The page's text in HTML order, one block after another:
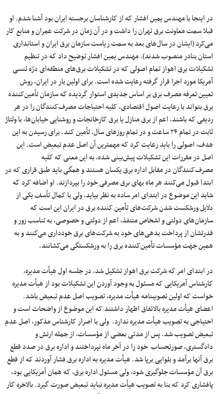
در اینجا با مهندس یمین افشار که از کارشناسان برجسته ایران بود آشنا شدم. او
قبلا سمت معاونت برق تهران را داشت و در آن زمان در شرکت عمران و منابع کار
می‌کرد (ایشان در سال‌های بعد به سمت ریاست سازمان برق ایران و استانداری
استان بنادر منصوب شدند). مهندس یمین افشار توضیح داد که در تنظیم
تشکیلات برق اهواز تمام اصولی که در تشکیلات برق‌های منطقه‌ای درّ‌ه تنسی
آمریکا مورد اجرا قرار گرفته رعایت شده است. برای اولین بار در ایران، روش
تعیین تعرفه مصرف برق بر اساس جدیدی استوار گردیده که سازمان تأمین‌کنند‌ه
برق بتواند با رعایت اصول اقتصادی، کلیه احتیاجات مصرف‌کنندگان را در هر
ردیفی که باشند، اعم از برق منازل یا برق کارخانجات و روشنایی خیابان‌ها، با ولتاژ
ثابت در تمام ۲۴ ساعت و در تمام روزهای سال، تأمین کند. برای رسیدن به این
هدف، اصولی را باید رعایت کرد که مهمترین آن اصل عدم تبعیض است. این
اصل در مقررات این تشکیلات پیش‌بینی شده، به این معنی که کلیه
مصرف‌کنندگان در مقابل اداره برق یکسان هستند و همگی باید طبق قراری که در
ابتدا قبول می‌کنند هر ماه بهای برق مصرفی خود را بپردازند. او اضافه کرد که
شاید این موضوع در ابتدای امر ساده به نظر بیاید، ولی با کمال تأسف یکی از
دلایل ورشکست شدن شرکت‌های تأمین کنند‌ه برق در ایران این است که
سازمان‌های دولتی و اشخاص متنفذ، اعم از دولتی و خصوصی، به تناسب زور و
قدرتشان از پرداخت بدهی‌های خود به شرکت‌های برق خودداری می‌کنند و به
همین جهت مؤسسات تأمین‌کنند‌ه برق را به ورشکستگی می‌کشانند.
در ابتدای امر که شرکت برق اهواز تشکیل شد، در جلسه اول هیأت مدیره،
کارشناس آمریکایی که مسئول به وجود آوردن این تشکیلات بود از هیأت مدیره
خواست که اولین تصویبنامه هیأت مدیره، تصویب اصل عدم تبعیض باشد.
اعضای هیأت مدیره بالاتفاق اظهار داشتند که این موضوع از واضحات است و
احتیاجی به تصویب هیأت مدیره ندارد. ولی با اصرار کارشناس مذکور، اصل عدم
تبعیض تصویب شد. پس از مدتی بعضی از مؤسسات، از جمله ارتش و
دادگستری، صورتحساب خود را در آخر ماه نپرداختند و ادار‌ه برق در صدد قطع
برق آنها برآمد و بلوایی برپا شد. هیأت مدیره به اداره برق فشار آوردند که از قطع
برق آن مؤسسات جلوگیری شود، ولی مسئول اداره برق، که همان آمریکایی بود،
پافشاری کرد که بنا به تصویب هیأت مدیره نباید تبعیض صورت گیرد. بالاخره کار